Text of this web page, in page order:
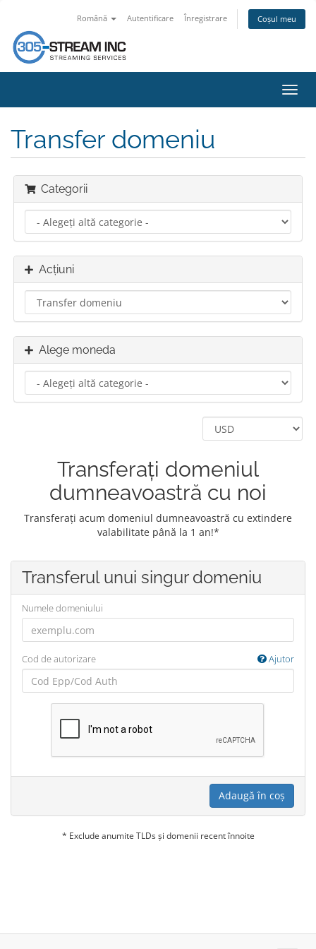
Română Autentificare Înregistrare Coșul meu
Transfer domeniu
Categorii
Acțiuni
Alege moneda
Transferați domeniul
dumneavoastră cu noi
Transferați acum domeniul dumneavoastră cu extindere
valabilitate până la 1 an!*
Transferul unui singur domeniu
Numele domeniului
Cod de autorizare Ajutor
Adaugă în coș
* Exclude anumite TLDs și domenii recent înnoite